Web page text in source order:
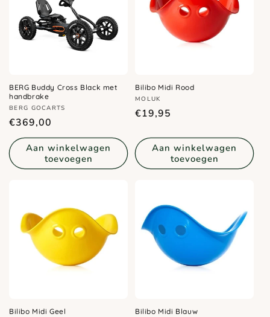
BERG Buddy Cross Black met
handbrake
Verkoper:
BERG GOCARTS
Normale
prijs
€369,00
Aan winkelwagen
toevoegen
Bilibo Midi Rood
Verkoper:
MOLUK
Normale
€19,95
Aan winkelwagen
toevoegen
Bilibo Midi Geel Bilibo Midi Blauw